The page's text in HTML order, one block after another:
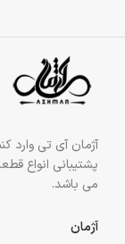
آژمان آی تی وارد
پشتیبانی انواع
می باشد.
آژمان